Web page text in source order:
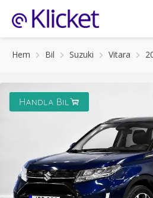
Hem Bil Suzuki Vitara